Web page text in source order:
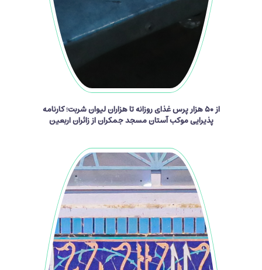
از ۵۰ هزار پرس غذای روزانه تا هزاران لیوان شربت؛ کارنامه
پذیرایی موکب آستان مسجد جمکران از زائران اربعین